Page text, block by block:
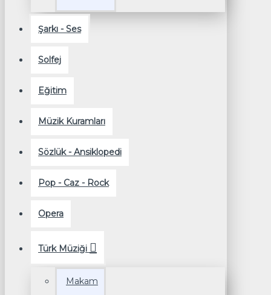
Şarkı - Ses
Solfej
Eğitim
Müzik Kuramları
Sözlük - Ansiklopedi
Pop - Caz - Rock
Opera
Türk Müziği
Makam